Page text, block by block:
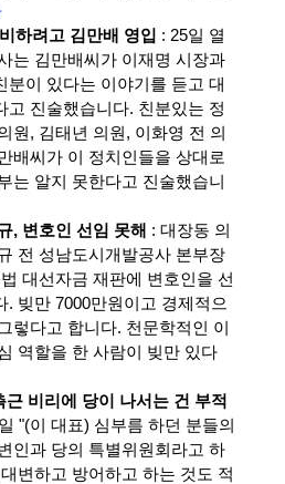
하려고 김만배 영입 : 25일 열
는 김만배씨가 이재명 시장과
분이 있다는 이야기를 듣고 대
고 진술했습니다. 친분있는 정
원, 김태년 의원, 이화영 전 의
배씨가 이 정치인들을 상대로
는 알지 못한다고 진술했습니
, 변호인 선임 못해 : 대장동 의
전 성남도시개발공사 본부장
대선자금 재판에 변호인을 선
. 빚만 7000만원이고 경제적으
렇다고 합니다. 천문학적인 이
역할을 한 사람이 빚만 있다
비리에 당이 나서는 건 부적
"(이 대표) 심부름 하던 분들의
인과 당의 특별위원회라고 하
변하고 방어하고 하는 것도 적